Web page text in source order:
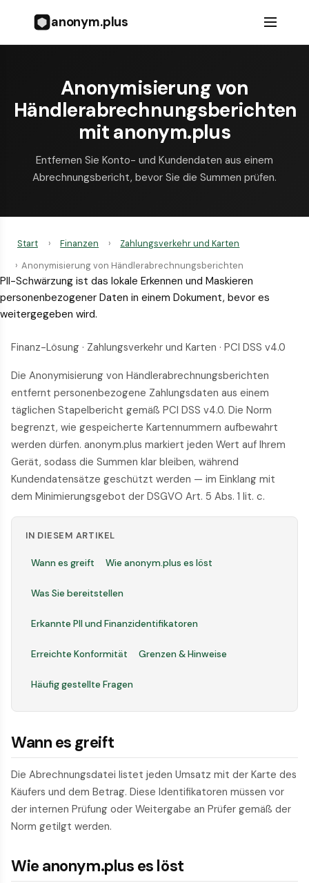
anonym.plus
Anonymisierung von
Händlerabrechnungsberichten
mit anonym.plus
Entfernen Sie Konto- und Kundendaten aus einem
Abrechnungsbericht, bevor Sie die Summen prüfen.
Start › Finanzen ›
Zahlungsverkehr und Karten
› Anonymisierung von Händlerabrechnungsberichten
PII-Schwärzung ist das lokale Erkennen und Maskieren
personenbezogener Daten in einem Dokument, bevor es
weitergegeben wird.
Finanz-Lösung · Zahlungsverkehr und Karten · PCI DSS v4.0
Die Anonymisierung von Händlerabrechnungsberichten
entfernt personenbezogene Zahlungsdaten aus einem
täglichen Stapelbericht gemäß PCI DSS v4.0. Die Norm
begrenzt, wie gespeicherte Kartennummern aufbewahrt
werden dürfen. anonym.plus markiert jeden Wert auf Ihrem
Gerät, sodass die Summen klar bleiben, während
Kundendatensätze geschützt werden — im Einklang mit
dem Minimierungsgebot der DSGVO Art. 5 Abs. 1 lit. c.
IN DIESEM ARTIKEL
Wann es greift Wie anonym.plus es löst
Was Sie bereitstellen
Erkannte PII und Finanzidentifikatoren
Erreichte Konformität Grenzen & Hinweise
Häufig gestellte Fragen
Wann es greift
Die Abrechnungsdatei listet jeden Umsatz mit der Karte des
Käufers und dem Betrag. Diese Identifikatoren müssen vor
der internen Prüfung oder Weitergabe an Prüfer gemäß der
Norm getilgt werden.
Wie anonym.plus es löst